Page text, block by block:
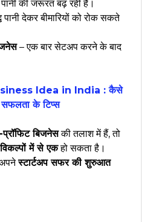
की जरूरत बढ़ रही है।
पानी देकर बीमारियों को रोक सकते
– एक बार सेटअप करने के बाद
Idea in India : कैसे
के टिप्स
प्रॉफिट बिजनेसकी तलाश में हैं, तो
में से एकहो सकता है।
अपनेस्टार्टअप सफर की शुरुआत